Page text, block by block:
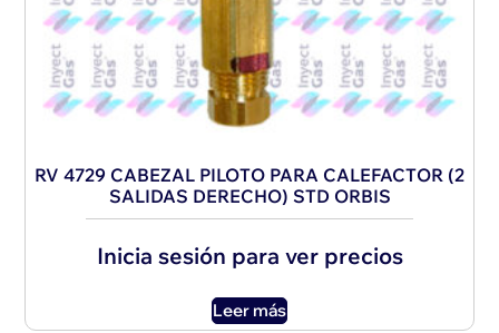
RV 4729 CABEZAL PILOTO PARA CALEFACTOR (2
SALIDAS DERECHO) STD ORBIS
Inicia sesión para ver precios
Leer más